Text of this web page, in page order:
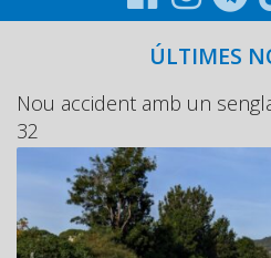
ÚLTIMES
Nou accident amb un
32